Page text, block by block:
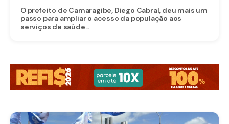
O prefeito de Camaragibe, Diego Cabral, deu mais um
passo para ampliar o acesso da população aos
serviços de saúde...